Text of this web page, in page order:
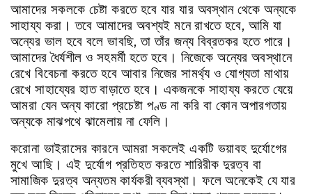
আমাদের সকলকে চেষ্টা করতে হবে যার যার অবস্থান থেকে অন্যকে
সাহায্য করা। তবে আমাদের অবশ্যই মনে রাখতে হবে, আমি যা
অন্যের ভাল হবে বলে ভাবছি,তা তাঁর জন্য বিব্রতকর হতে পারে।
আমাদের ধৈর্যশীল ও সহমর্মী হতে হবে। নিজেকে অন্যের অবস্থানে
রেখে বিবেচনা করতে হবে আবার নিজের সামর্থ্য ও যোগ্যতা মাথায়
রেখে সাহায্যের হাত বাড়াতে হবে। একজনকে সাহায্য করতে যেয়ে
আমরা যেন অন্য কারো প্রচেষ্টা পণ্ড না করি বা কোন অপারগতায়
অন্যকে মাঝপথে ঝামেলায় না ফেলি।
করোনা ভাইরাসের কারনে আমরা সকলেই একটি ভয়াবহ দুর্যোগের
মুখে আছি। এই দুর্যোগ প্রতিহত করতে শারিরীক দুরত্ব বা
সামাজিক দুরত্ব অন্যতম কার্যকরী ব্যবস্থা। ফলে অনেকেই যে যার